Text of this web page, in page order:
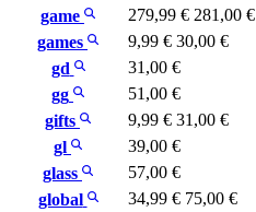
game
279,99 € 281,00 €
games
9,99 € 30,00 €
gd
31,00 €
gg
51,00 €
gifts
9,99 € 31,00 €
gl
39,00 €
glass
57,00 €
global
34,99 € 75,00 €